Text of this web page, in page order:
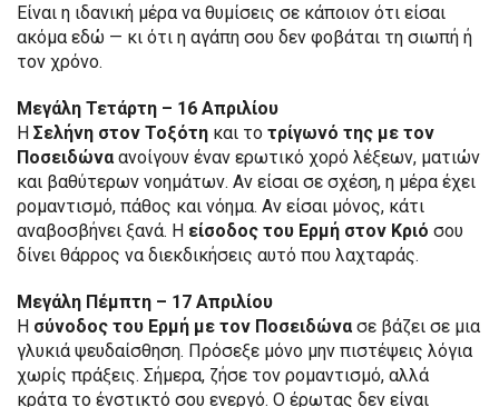
Είναι η ιδανική μέρα να θυμίσεις σε κάποιον ότι είσαι
ακόμα εδώ — κι ότι η αγάπη σου δεν φοβάται τη σιωπή ή
τον χρόνο.
Μεγάλη Τετάρτη – 16 Απριλίου
Η Σελήνη στον Τοξότη και το τρίγωνό της με τον
Ποσειδώναανοίγουν έναν ερωτικό χορό λέξεων, ματιών
και βαθύτερων νοημάτων. Αν είσαι σε σχέση, η μέρα έχει
ρομαντισμό, πάθος και νόημα. Αν είσαι μόνος, κάτι
αναβοσβήνει ξανά. Η είσοδος του Ερμή στον Κριό σου
δίνει θάρρος να διεκδικήσεις αυτό που λαχταράς.
Μεγάλη Πέμπτη – 17 Απριλίου
Η σύνοδος του Ερμή με τον Ποσειδώνασε βάζει σε μια
γλυκιά ψευδαίσθηση. Πρόσεξε μόνο μην πιστέψεις λόγια
χωρίς πράξεις. Σήμερα, ζήσε τον ρομαντισμό, αλλά
κράτα το ένστικτό σου ενεργό. Ο έρωτας δεν είναι